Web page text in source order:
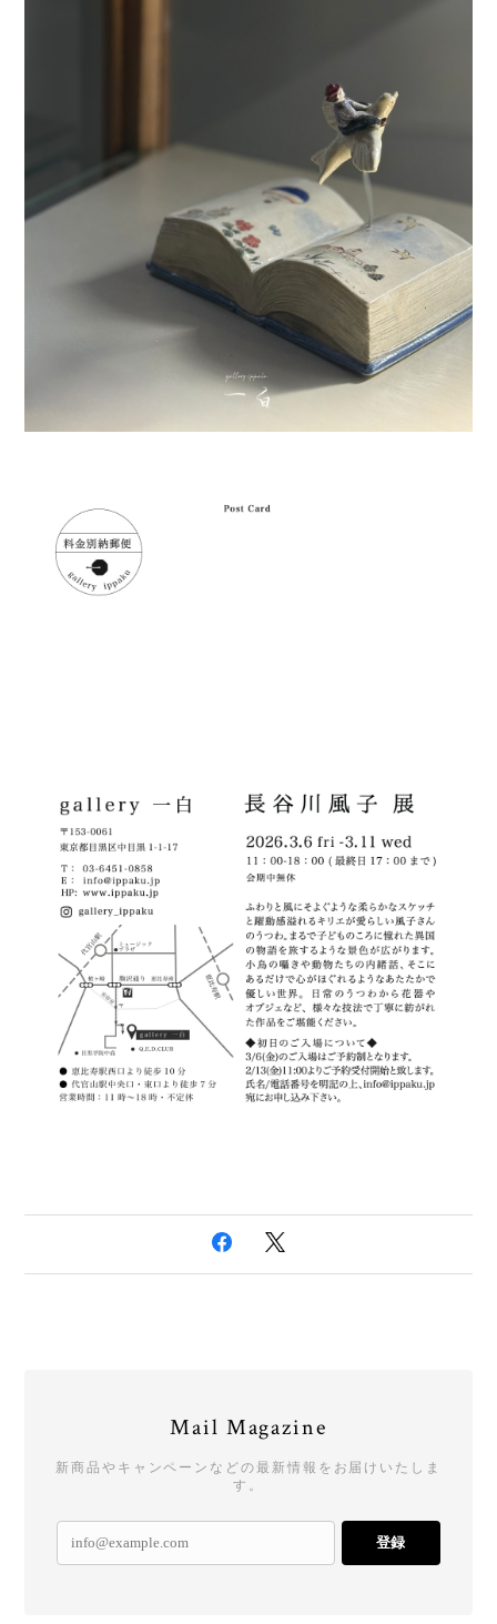
Mail Magazine
新商品やキャンペーンなどの最新情報をお届けいたしま
す。
登録